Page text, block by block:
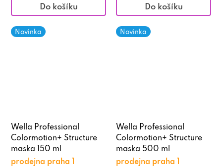
Do košíku Do košíku
Novinka
Wella Professional
Colormotion+ Structure
maska 150 ml
prodejna praha 1
Novinka
Wella Professional
Colormotion+ Structure
maska 500 ml
prodejna praha 1